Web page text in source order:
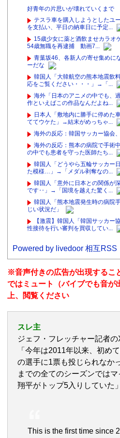
好青年の片思いが壊れていくまで
テスラ車を購入しようとしたユ
を支払い、平日の納車日に予定...
15歳少女に薬と酒飲ませカラ
54歳無職を再逮捕 動画7...
青葉坂46、各新人の寄せ集めに
ーだな
韓国人「大韓航空の熊本地震飲
応をご覧ください・・・」→「...
海外「日本のアニメの中でも、
作といえばこの作品なんだよね...
日本人「敷地内に勝手に停めた
ててウケた」→結末がめっちゃ...
海外の反応：韓国サッカー協会
海外の反応：熊本の病院で手術
の中でも患者を守った医師たち...
韓国人「どうやら五輪サッカー
た模様…」→「メダル剥奪なの...
韓国人「意外に日本との関係が
です‥」→「国境を越えた驚く...
韓国人「熊本地震発生時の病院
じい状況だ」
【激震】韓国人「韓国サッカー
性接待を行い審判を買収してい...
Powered by livedoor 相互RSS
※音声付きの広告が出現するこ
ではミュート（バイブでも音が
上、閲覧ください
スレ主
ジェフ・フレッチャー記者の
「今年は2011年以来、初め
の選手に1票も投じられなか
までの全てのシーズンでは
翔平がトップ5入りしていた」
This is the first time since